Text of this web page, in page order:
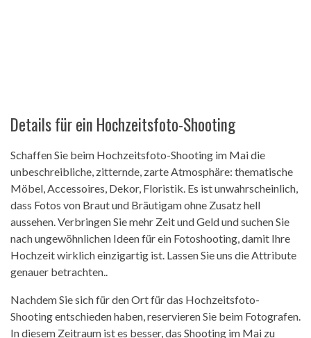
Details für ein Hochzeitsfoto-Shooting
Schaffen Sie beim Hochzeitsfoto-Shooting im Mai die
unbeschreibliche, zitternde, zarte Atmosphäre: thematische
Möbel, Accessoires, Dekor, Floristik. Es ist unwahrscheinlich,
dass Fotos von Braut und Bräutigam ohne Zusatz hell
aussehen. Verbringen Sie mehr Zeit und Geld und suchen Sie
nach ungewöhnlichen Ideen für ein Fotoshooting, damit Ihre
Hochzeit wirklich einzigartig ist. Lassen Sie uns die Attribute
genauer betrachten..
Nachdem Sie sich für den Ort für das Hochzeitsfoto-
Shooting entschieden haben, reservieren Sie beim Fotografen.
In diesem Zeitraum ist es besser, das Shooting im Mai zu